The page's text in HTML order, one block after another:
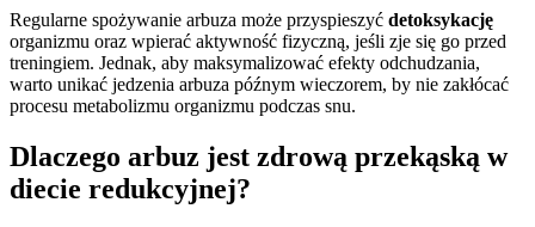
Regularne spożywanie arbuza może przyspieszyć detoksykację
organizmu oraz wpierać aktywność fizyczną, jeśli zje się go przed
treningiem. Jednak, aby maksymalizować efekty odchudzania,
warto unikać jedzenia arbuza późnym wieczorem, by nie zakłócać
procesu metabolizmu organizmu podczas snu.
Dlaczego arbuz jest zdrową przekąską w
diecie redukcyjnej?